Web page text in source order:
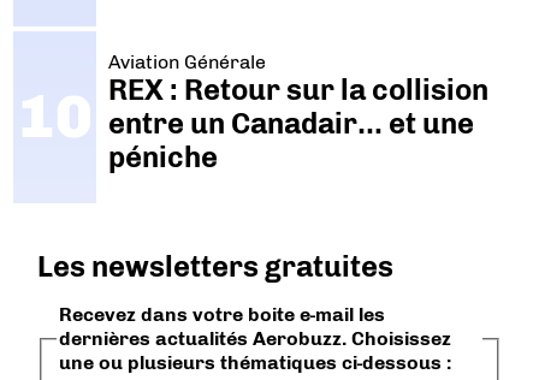
Aviation Générale
REX : Retour sur la collision
entre un Canadair… et une
péniche
Les newsletters gratuites
Recevez dans votre boite e-mail les
dernières actualités Aerobuzz. Choisissez
une ou plusieurs thématiques ci-dessous :